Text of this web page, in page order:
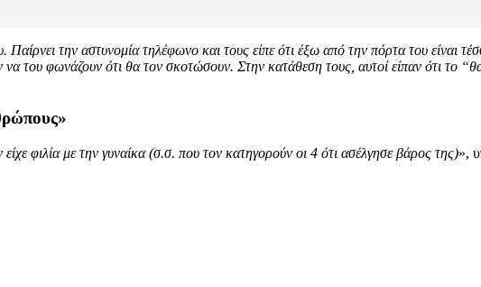
την αστυνομία τηλέφωνο και τους είπε ότι έξω από την πόρτα του είναι
να του φωνάζουν ότι θα τον σκοτώσουν. Στην κατάθεση τους, αυτοί είπαν ότι το
φιλία με την γυναίκα (σ.σ. που τον κατηγορούν οι 4 ότι ασέλγησε βάρος της)»,